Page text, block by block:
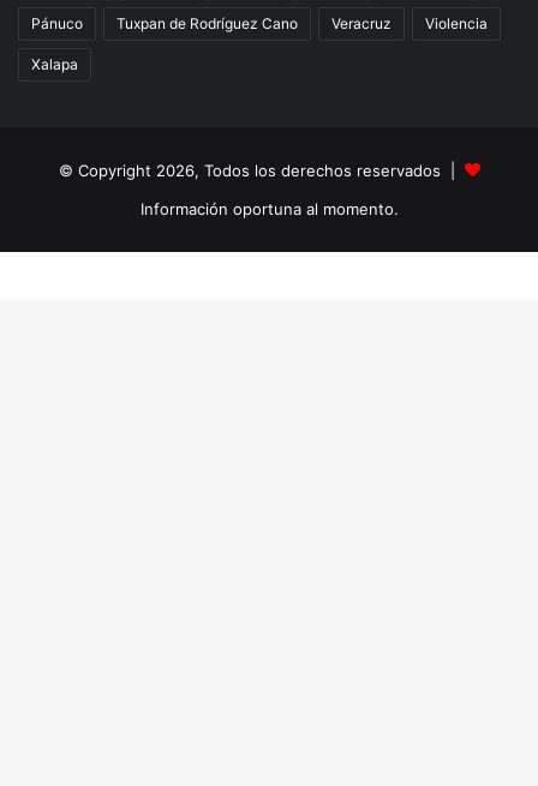
Pánuco Tuxpan de Rodríguez Cano Veracruz Violencia
Xalapa
© Copyright 2026, Todos los derechos reservados |
Información oportuna al momento.